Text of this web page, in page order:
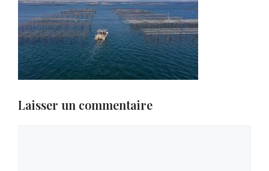
Laisser un commentaire